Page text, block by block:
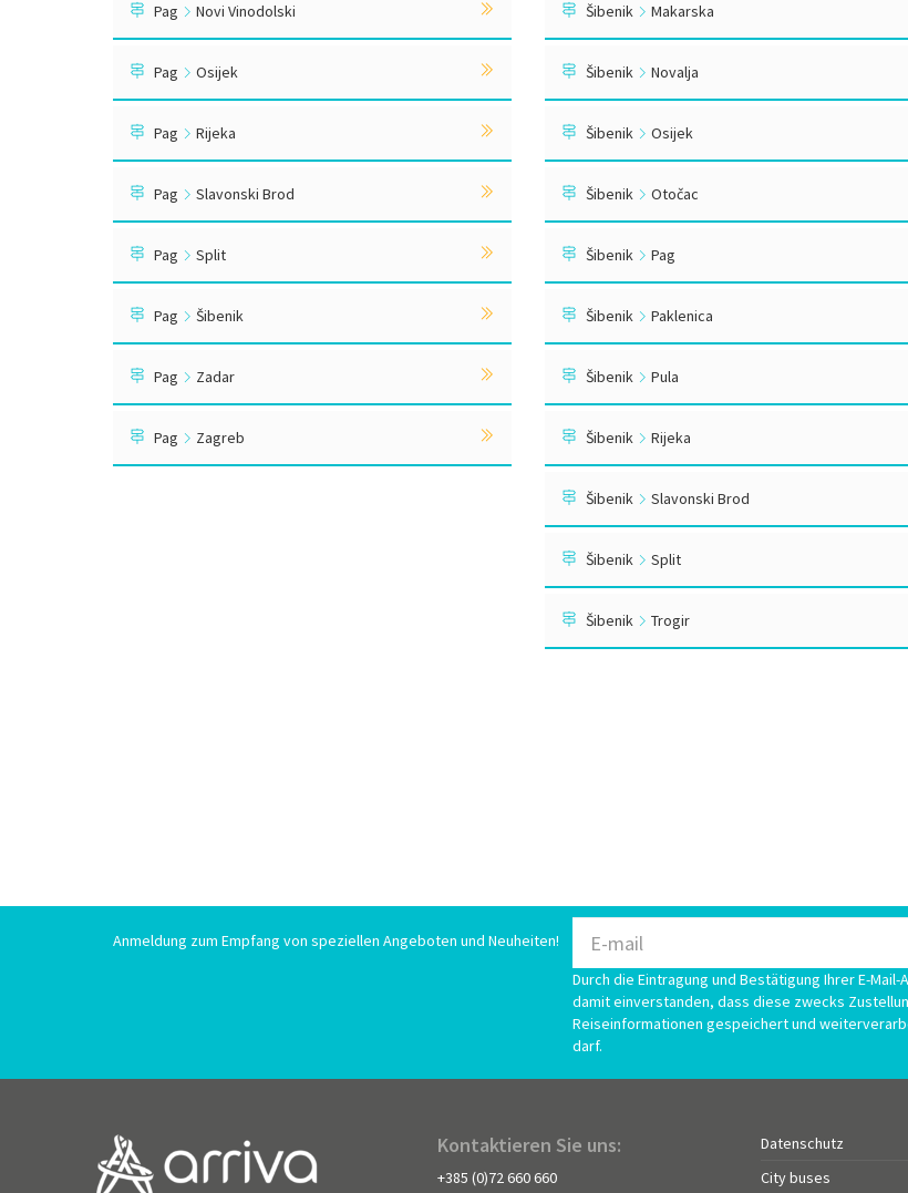
Pag Novi Vinodolski
Pag Osijek
Pag Rijeka
Pag Slavonski Brod
Pag Split
Pag Šibenik
Pag Zadar
Pag Zagreb
Šibenik Makarska
Šibenik Novalja
Šibenik Osijek
Šibenik Otočac
Šibenik Pag
Šibenik Paklenica
Šibenik Pula
Šibenik Rijeka
Šibenik Slavonski Brod
Šibenik Split
Šibenik Trogir
Anmeldung zum Empfang von speziellen Angeboten und Neuheiten!
Durch die Eintragung und Bestätigung Ihrer E-Mail-
damit einverstanden, dass diese zwecks
Reiseinformationen gespeichert und
darf.
Kontaktieren Sie uns:
+385 (0)72 660 660
Datenschutz
City buses